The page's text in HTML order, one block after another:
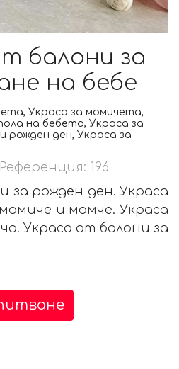
балони за
на бебе
Украса за момичета,
на бебето, Украса за
рожден ден, Украса за
Референция: 196
за рожден ден. Украса
и момче. Украса
Украса от балони за